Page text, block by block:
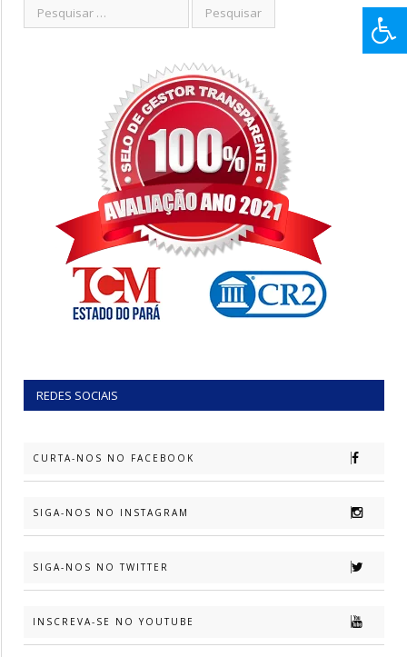
REDES SOCIAIS
CURTA-NOS NO FACEBOOK
SIGA-NOS NO INSTAGRAM
SIGA-NOS NO TWITTER
INSCREVA-SE NO YOUTUBE